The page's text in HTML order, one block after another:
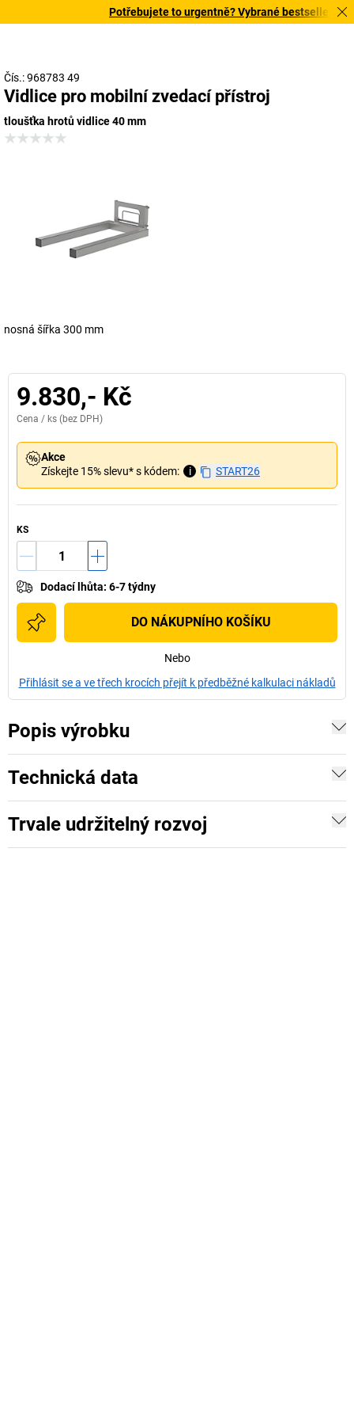
Potřebujete to urgentně? Vybrané bestsellery
Čís.: 968783 49
Vidlice pro mobilní zvedací přístroj
tloušťka hrotů vidlice 40 mm
nosná šířka 300 mm
9.830,- Kč
Cena / ks (bez DPH)
Akce
Získejte 15% slevu* s kódem:
i START26
KS
Dodací lhůta: 6-7 týdny
DO NÁKUPNÍHO KOŠÍKU
Nebo
Přihlásit se a ve třech krocích přejít k předběžné kalkulaci nákladů
Popis výrobku
Technická data
Trvale udržitelný rozvoj